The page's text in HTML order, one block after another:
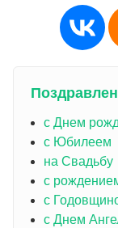
с Днем
с Юбилеем
на Свадьбу
с
с
с Днем